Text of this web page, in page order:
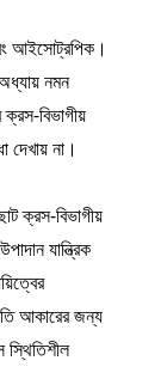
আইসোট্রপিক।
নমন
বিভাগীয়
দেখায় না।
ক্রস-বিভাগীয়
যান্ত্রিক
আকারের জন্য